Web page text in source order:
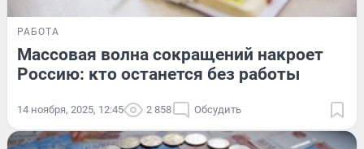
РАБОТА
Массовая волна сокращений накроет
Россию: кто останется без работы
14 ноября, 2025, 12:45 2 858 Обсудить